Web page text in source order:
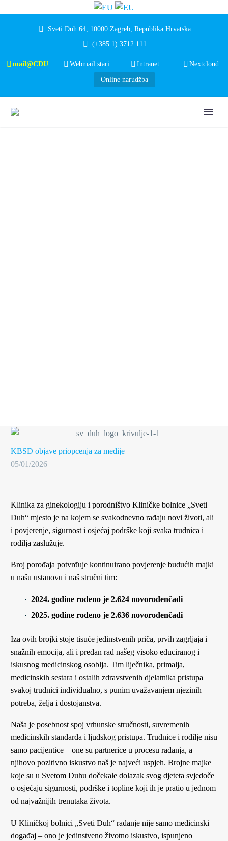
Sveti Duh 64, 10000 Zagreb, Republika Hrvatska
(+385 1) 3712 111
mail@CDU Webmail stari Intranet
Nextcloud
Online narudžba
KBSD objave priopcenja za medije
05/01/2026
Klinika za ginekologiju i porodništvo Kliničke bolnice „Sveti
Duh“ mjesto je na kojem se svakodnevno rađaju novi životi, ali
i povjerenje, sigurnost i osjećaj podrške koji svaka trudnica i
rodilja zaslužuje.
Broj porođaja potvrđuje kontinuirano povjerenje budućih majki
u našu ustanovu i naš stručni tim:
2024. godine rođeno je 2.624 novorođenčadi
2025. godine rođeno je 2.636 novorođenčadi
Iza ovih brojki stoje tisuće jedinstvenih priča, prvih zagrljaja i
snažnih emocija, ali i predan rad našeg visoko educiranog i
iskusnog medicinskog osoblja. Tim liječnika, primalja,
medicinskih sestara i ostalih zdravstvenih djelatnika pristupa
svakoj trudnici individualno, s punim uvažavanjem njezinih
potreba, želja i dostojanstva.
Naša je posebnost spoj vrhunske stručnosti, suvremenih
medicinskih standarda i ljudskog pristupa. Trudnice i rodilje nisu
samo pacijentice – one su partnerice u procesu rađanja, a
njihovo pozitivno iskustvo naš je najveći uspjeh. Brojne majke
koje su u Svetom Duhu dočekale dolazak svog djeteta svjedoče
o osjećaju sigurnosti, podrške i topline koji ih je pratio u jednom
od najvažnijih trenutaka života.
U Kliničkoj bolnici „Sveti Duh“ rađanje nije samo medicinski
događaj – ono je jedinstveno životno iskustvo, ispunjeno